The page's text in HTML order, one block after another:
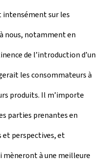
intensément sur les
nous, notamment en
de l’introduction d’un
les consommateurs à
produits. Il m’importe
parties prenantes en
et perspectives, et
mèneront à une meilleure